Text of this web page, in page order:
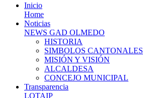
Inicio
Home
Noticias
NEWS GAD OLMEDO
HISTORIA
SIMBOLOS CANTONALES
MISIÓN Y VISIÓN
ALCALDESA
CONCEJO MUNICIPAL
Transparencia
LOTAIP